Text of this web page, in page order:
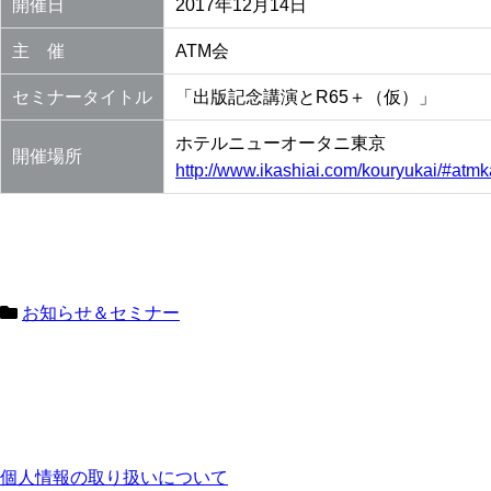
開催日 2017年12月14日
主 催 ATM会
セミナータイトル 「出版記念講演とR65＋（仮）」
開催場所
ホテルニューオータニ東京
http://www.ikashiai.com/kouryukai/
お知らせ＆セミナー
個人情報の取り扱いについて